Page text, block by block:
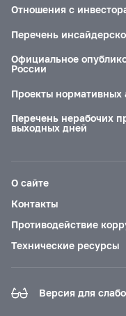
Отношения с
Перечень
Официальное
России
Проекты нормативных
Перечень нерабочих
выходных дней
О сайте
Контакты
Противодействие
Технические ресурсы
Версия для